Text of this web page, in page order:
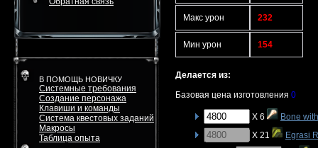
В ПОМОЩЬ НОВИЧКУ
Системные требования
Создание персонажа
Клавиши и команды
Система квестовых заданий
Макросы
Таблица опыта
Макс урон 232
Мин урон 154
Делается из:
Базовая цена изготовления 0
X 6
Bone
X 21
Egrasi